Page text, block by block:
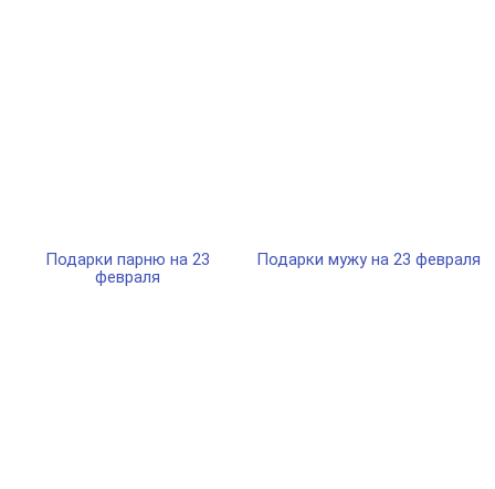
Подарки парню на 23
февраля
Подарки мужу на 23 февраля